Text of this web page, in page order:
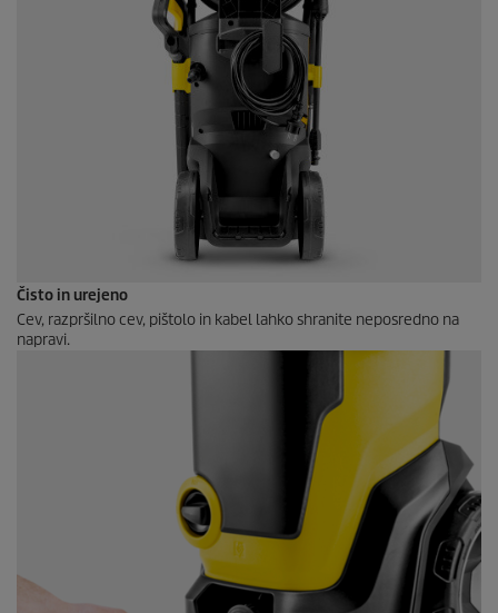
Čisto in urejeno
Cev, razpršilno cev, pištolo in kabel lahko shranite neposredno na
napravi.